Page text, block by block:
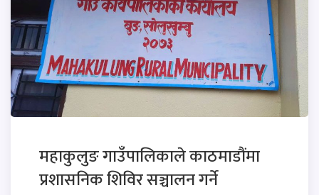
महाकुलुङ गाउँपालिकाले काठमाडौंमा
प्रशासनिक शिविर सञ्चालन गर्ने